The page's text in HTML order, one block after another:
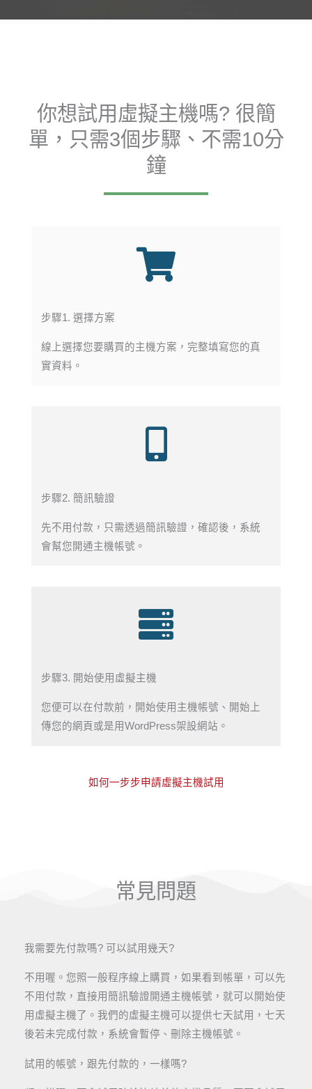
你想試用虛擬主機嗎? 很簡
單，只需3個步驟、不需10分
鐘
步驟1. 選擇方案
線上選擇您要購買的主機方案，完整填寫您的真
實資料。
步驟2. 簡訊驗證
先不用付款，只需透過簡訊驗證，確認後，系統
會幫您開通主機帳號。
步驟3. 開始使用虛擬主機
您便可以在付款前，開始使用主機帳號、開始上
傳您的網頁或是用WordPress架設網站。
如何一步步申請虛擬主機試用
常見問題
我需要先付款嗎? 可以試用幾天?
不用喔。您照一般程序線上購買，如果看到帳單，可以先
不用付款，直接用簡訊驗證開通主機帳號，就可以開始使
用虛擬主機了。我們的虛擬主機可以提供七天試用，七天
後若未完成付款，系統會暫停、刪除主機帳號。
試用的帳號，跟先付款的，一樣嗎?